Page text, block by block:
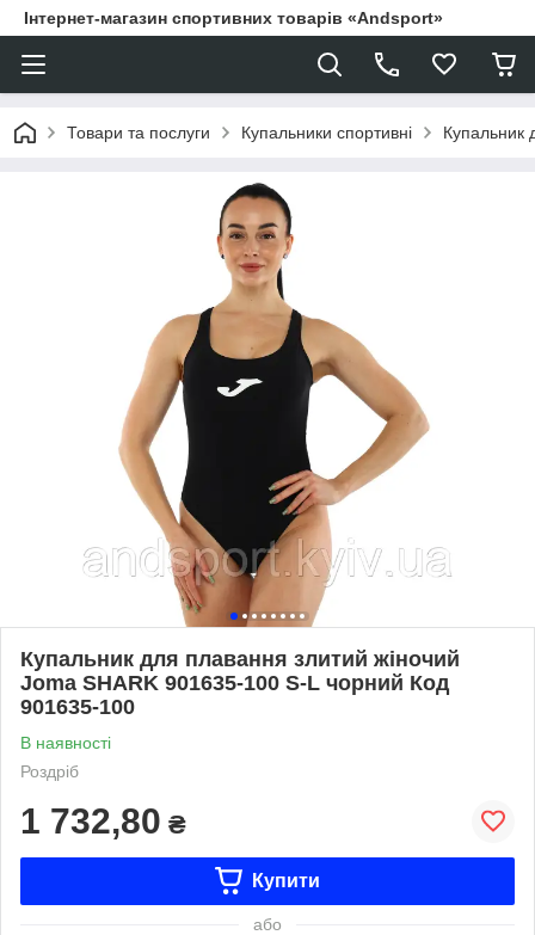
Інтернет-магазин спортивних товарів «Andsport»
Товари та послуги Купальники спортивні Купальник
Купальник для плавання злитий жіночий
Joma SHARK 901635-100 S-L чорний Код
901635-100
В наявності
Роздріб
1 732,80 ₴
Купити
або